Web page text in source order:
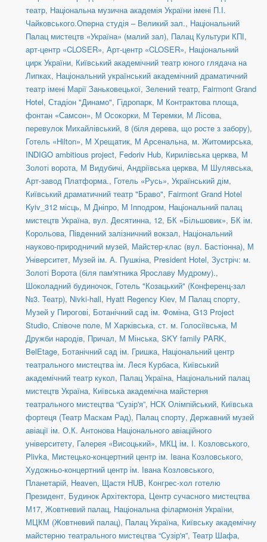
театр, Національна музична академія України імені П.І.
Чайковського.Оперна студія – Великий зал., Національний
Палац мистецтв «Україна» (малий зал), Палац Культури КПІ,
арт-центр «CLOSER», Арт-центр «CLOSER», Національний
цирк України, Київський академічний театр юного глядача на
Липках, Національний український академічний драматичний
театр імені Марії Заньковецької, Зелений театр, Fairmont Grand
Hotel, Стадіон "Динамо", Гідропарк, М Контрактова площа,
фонтан «Самсон», М Осокорки, М Теремки, М Лісова,
перевулок Михайлівський, 8 (біля дерева, що росте з забору),
Готель «Hilton», М Хрещатик, М Арсенальна, м. Житомирська,
INDIGO ambitious project, Fedoriv Hub, Кирилівська церква, М
Золоті ворота, М Видубичі, Андріївська церква, М Шулявська,
Арт-завод Платформа., Готель «Русь», Український дім,
Київський драматичний театр "Браво", Fairmont Grand Hotel
Kyiv_312 місць, М Дніпро, М Іпподром, Національний палац
мистецтв Україна, вул. Десятинна, 12, БК «Більшовик», БК ім.
Корольова, Південний залізничний вокзал, Національний
науково-природничий музей, Майстер-клас (вул. Бастіонна), М
Університет, Музей ім. А. Пушкіна, President Hotel, Зустріч: м.
Золоті Ворота (біля пам'ятника Ярославу Мудрому).,
Шоколадний будиночок, Готель "Козацький" (Конференц-зал
№3. Театр), Nivki-hall, Hyatt Regency Kiev, М Палац спорту,
Музей у Пирогові, Ботанічний сад ім. Фоміна, G13 Project
Studio, Співоче поле, М Харківська, ст. м. Голосіївська, М
Дружби народів, Причал, М Мінська, SKY family PARK,
BelEtage, Ботанічний сад ім. Гришка, Національний центр
театрального мистецтва ім. Леся Курбаса, Київський
академічний театр кукол, Палац Україна, Національний палац
мистецтв Україна, Київська академічна майстерня
театрального мистецтва “Сузір'я”, НСК Олімпійський, Київська
фортеця (Театр Маскам Рад), Палац спорту, Державний музей
авіації ім. О.К. Антонова Національного авіаційного
університету, Галерея «Висоцький», МКЦ ім. І. Козловського,
Plivka, Мистецько-концертний центр ім. Івана Козловського,
Художньо-концертний центр ім. Івана Козловського,
Планетарій, Heaven, Щастя HUB, Конгрес-хол готелю
Президент, Будинок Архітектора, Центр сучасного мистецтва
М17, Жовтневий палац, Національна філармонія України,
МЦКМ (Жовтневий палац), Палац Україна, Київську академічну
майстерню театрального мистецтва “Сузір'я”, Театр Шафа,